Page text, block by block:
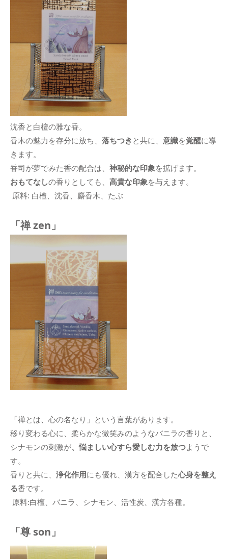
沈香と白檀の雅な香。
香木の魅力を存分に放ち、 落ちつき と共に、 意識を覚醒に導
きます。
香司が夢でみた香の配合は、 神秘的な印象を拡げます。
おもてなしの香りとしても、 高貴な印象を与えます。
原料: 白檀、沈香、麝香木、たぶ
「禅 zen」
「禅とは、心の名なり」という言葉があります。
移り変わる心に、柔らかな微笑みのようなバニラの香りと、
シナモンの刺激が、悩ましい心すら愛しむ力を放つようで
す。
香りと共に、 浄化作用にも優れ、漢方を配合した心身を整え
る香です。
原料:白檀、バニラ、シナモン、活性炭、漢方各種。
「尊 son」